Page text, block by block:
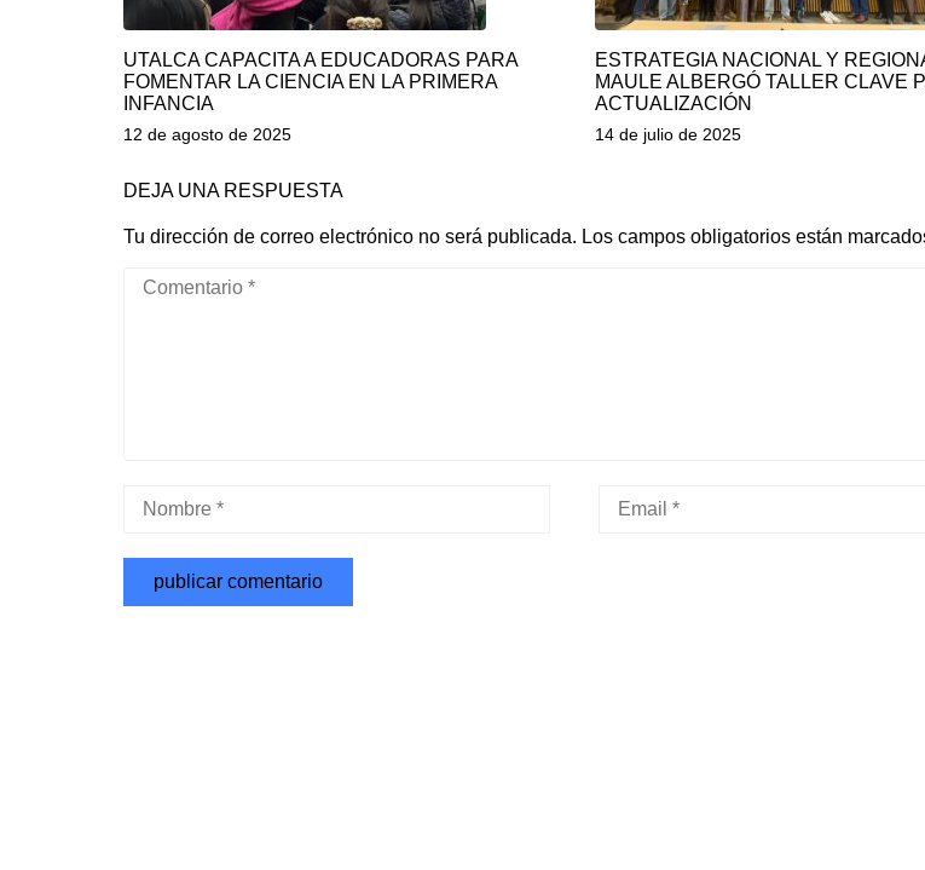
UTALCA CAPACITA A EDUCADORAS PARA
FOMENTAR LA CIENCIA EN LA PRIMERA
INFANCIA
12 de agosto de 2025
ESTRATEGIA NACIONAL Y
MAULE ALBERGÓ TALLER CLAVE
ACTUALIZACIÓN
14 de julio de 2025
DEJA UNA RESPUESTA
Tu dirección de correo electrónico no será publicada. Los campos obligatorios están